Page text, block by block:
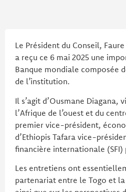
Le Président du Conseil,
a reçu ce 6 mai 2025 une
Banque mondiale composée
de l’institution.
Il s’agit d’Ousmane Diagana,
l’Afrique de l’ouest et du
premier vice-président,
d’Ethiopis Tafara vice-
financière internationale (SFI)
Les entretiens ont
partenariat entre le Togo et